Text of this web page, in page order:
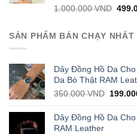
1.000.000VND
was:
SẢN PHẨM BÁN CHẠY NHẤT
Dây Đồng Hồ Da
Da Bò Thật RAM
350.000VND
was:
Dây Đồng Hồ Da
RAM Leather